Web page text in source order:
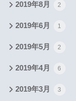
2019年8月 2
2019年6月 1
2019年5月 2
2019年4月 6
2019年3月 3